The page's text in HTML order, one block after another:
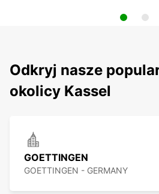
Odkryj nasze
okolicy Kassel
GOETTINGEN
GOETTINGEN - GERMANY